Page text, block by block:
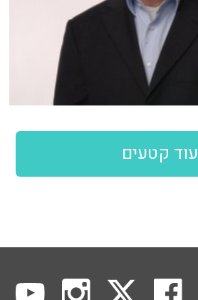
עוד קטעים